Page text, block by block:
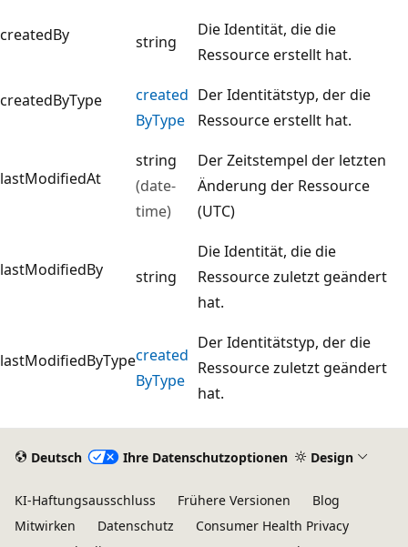
createdBy string
Die Identität, die die
Ressource erstellt hat.
createdByType
created
ByType
Der Identitätstyp, der die
Ressource erstellt hat.
lastModifiedAt
string
(date-
time)
Der Zeitstempel der letzten
Änderung der Ressource
(UTC)
lastModifiedBy string
Die Identität, die die
Ressource zuletzt geändert
hat.
lastModifiedByTypecreated
ByType
Der Identitätstyp, der die
Ressource zuletzt geändert
hat.
Deutsch Ihre Datenschutzoptionen Design
KI-Haftungsausschluss Frühere Versionen
Blog
Mitwirken
Datenschutz
Consumer Health Privacy